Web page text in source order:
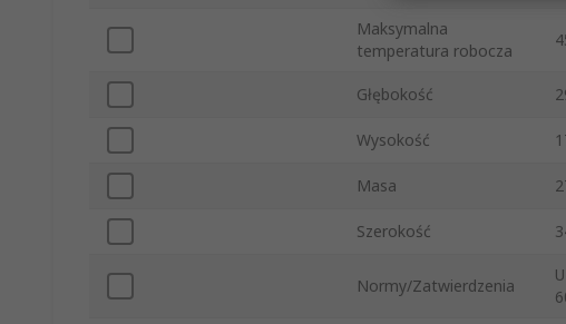
Maksymalna
temperatura robocza
Głębokość
Wysokość
Masa
Szerokość
Normy/Zatwierdzenia